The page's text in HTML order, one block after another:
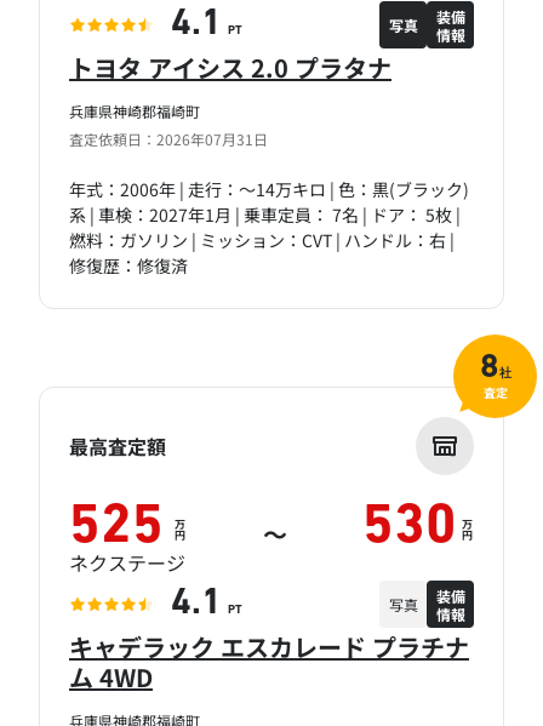
兵庫県神崎郡福崎町
査定依頼日：2026年07月31日
トヨタ アイシス 2.0 プラタナ
年式：2006年 | 走行：～14万キロ | 色：黒(ブラック)
系 | 車検：2027年1月 | 乗車定員： 7名 | ドア： 5枚 |
燃料：ガソリン | ミッション：CVT | ハンドル：右 |
修復歴：修復済
4.1 PT 写真
装備
情報
兵庫県神崎郡福崎町
キャデラック エスカレード プラチナ
ム 4WD
最高査定額
525 万
円 ～ 530 万
円
ネクステージ
4.1 PT 写真
装備
情報
8社
査定